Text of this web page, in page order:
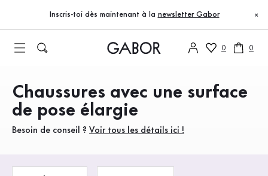
Accéder au contenu principal
Accéder à la table des matières
Accéder à la navigation principale
Inscris-toi dès maintenant à la newsletter Gabor ×
0 0
Produits
Chaussures avec une surface
de pose élargie
Besoin de conseil ? Voir tous les détails ici !